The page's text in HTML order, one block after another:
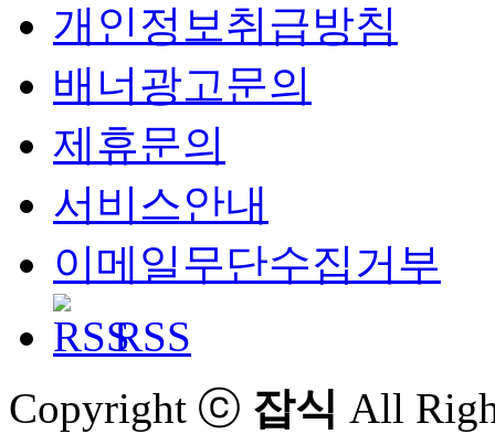
개인정보취급방침
배너광고문의
제휴문의
서비스안내
이메일무단수집거부
RSS
Copyright ⓒ 잡식 All